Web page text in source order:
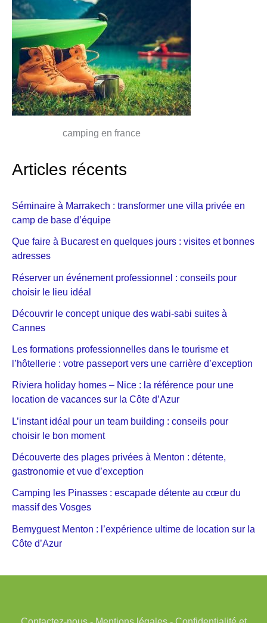
camping en france
Articles récents
Séminaire à Marrakech : transformer une villa privée en
camp de base d’équipe
Que faire à Bucarest en quelques jours : visites et bonnes
adresses
Réserver un événement professionnel : conseils pour
choisir le lieu idéal
Découvrir le concept unique des wabi-sabi suites à
Cannes
Les formations professionnelles dans le tourisme et
l’hôtellerie : votre passeport vers une carrière d’exception
Riviera holiday homes – Nice : la référence pour une
location de vacances sur la Côte d’Azur
L’instant idéal pour un team building : conseils pour
choisir le bon moment
Découverte des plages privées à Menton : détente,
gastronomie et vue d’exception
Camping les Pinasses : escapade détente au cœur du
massif des Vosges
Bemyguest Menton : l’expérience ultime de location sur la
Côte d’Azur